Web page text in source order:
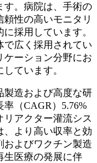
す。病院は、手術の
性の高いモニタリ
採用しています。
で広く採用されてい
ケーション分野にお
ています。
製造および高度な研
（CAGR）5.76%
リアクター灌流シス
、より高い収率と効
およびワクチン製造
生医療の発展に伴